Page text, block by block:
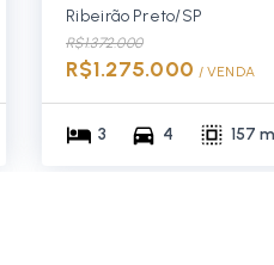
Ribeirão Preto/SP
R$1.372.000
R$1.275.000 / VENDA
3 4 157